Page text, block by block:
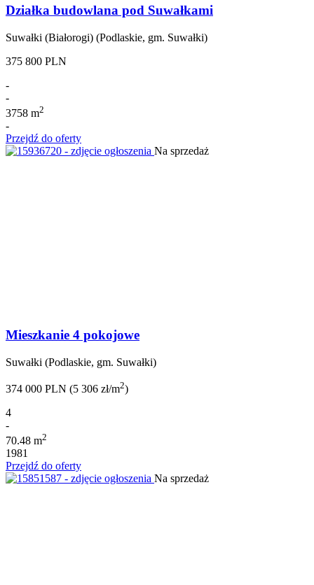
Działka budowlana pod Suwałkami
Suwałki (Białorogi) (Podlaskie, gm. Suwałki)
375 800 PLN
-
-
3758 m2
-
Przejdź do oferty
Na sprzedaż
Mieszkanie 4 pokojowe
Suwałki (Podlaskie, gm. Suwałki)
374 000 PLN (5 306 zł/m2)
4
-
70.48 m2
1981
Przejdź do oferty
Na sprzedaż